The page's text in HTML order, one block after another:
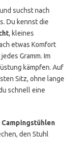
suchst nach
Du kennst die
, kleines
etwas Komfort
Gramm. Im
kämpfen. Auf
Sitz, ohne lange
schnell eine
den Stuhl